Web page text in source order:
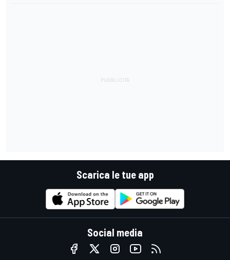
Scarica le tue app
Social media